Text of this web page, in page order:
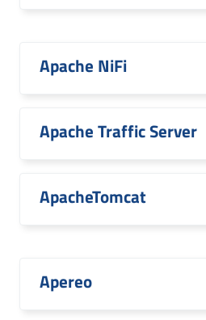
Apache NiFi
Apache Traffic Server
ApacheTomcat
Apereo